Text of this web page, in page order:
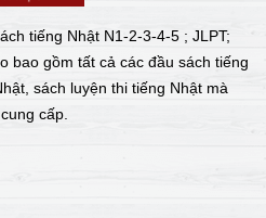
tiếng Nhật N1-2-3-4-5 ; JLPT;
bao gồm tất cả các đầu sách tiếng
sách luyện thi tiếng Nhật mà
cấp.